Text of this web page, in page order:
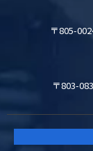
〒805-
〒803-